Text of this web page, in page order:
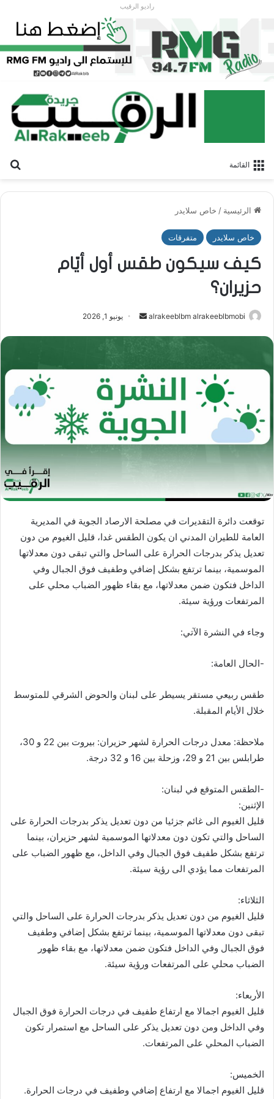
راديو الرقيب
القائمة
الرئيسية / خاص سلايدر
خاص سلايدر متفرقات
كيف سيكون طقس أول أيّام
حزيران؟
alrakeeblbm alrakeeblbmobi
أرسل
إلكترونيا
يونيو 1, 2026
توقعت دائرة التقديرات في مصلحة الارصاد الجوية في المديرية
العامة للطيران المدني ان يكون الطقس غدا، قليل الغيوم من دون
تعديل يذكر بدرجات الحرارة على الساحل والتي تبقى دون معدلاتها
الموسمية، بينما ترتفع بشكل إضافي وطفيف فوق الجبال وفي
الداخل فتكون ضمن معدلاتها، مع بقاء ظهور الضباب محلي على
المرتفعات ورؤية سيئة.
وجاء في النشرة الآتي:
-الحال العامة:
طقس ربيعي مستقر يسيطر على لبنان والحوض الشرقي للمتوسط
خلال الأيام المقبلة.
ملاحظة: معدل درجات الحرارة لشهر حزيران: بيروت بين 22 و 30،
طرابلس بين 21 و 29، وزحلة بين 16 و 32 درجة.
-الطقس المتوقع في لبنان:
الإثنين:
قليل الغيوم الى غائم جزئيا من دون تعديل يذكر بدرجات الحرارة على
الساحل والتي تكون دون معدلاتها الموسمية لشهر حزيران، بينما
ترتفع بشكل طفيف فوق الجبال وفي الداخل، مع ظهور الضباب على
المرتفعات مما يؤدي الى رؤية سيئة.
الثلاثاء:
قليل الغيوم من دون تعديل يذكر بدرجات الحرارة على الساحل والتي
تبقى دون معدلاتها الموسمية، بينما ترتفع بشكل إضافي وطفيف
فوق الجبال وفي الداخل فتكون ضمن معدلاتها، مع بقاء ظهور
الضباب محلي على المرتفعات ورؤية سيئة.
الأربعاء:
قليل الغيوم اجمالا مع ارتفاع طفيف في درجات الحرارة فوق الجبال
وفي الداخل ومن دون تعديل يذكر على الساحل مع استمرار تكون
الضباب المحلي على المرتفعات.
الخميس:
قليل الغيوم اجمالا مع ارتفاع إضافي وطفيف في درجات الحرارة.